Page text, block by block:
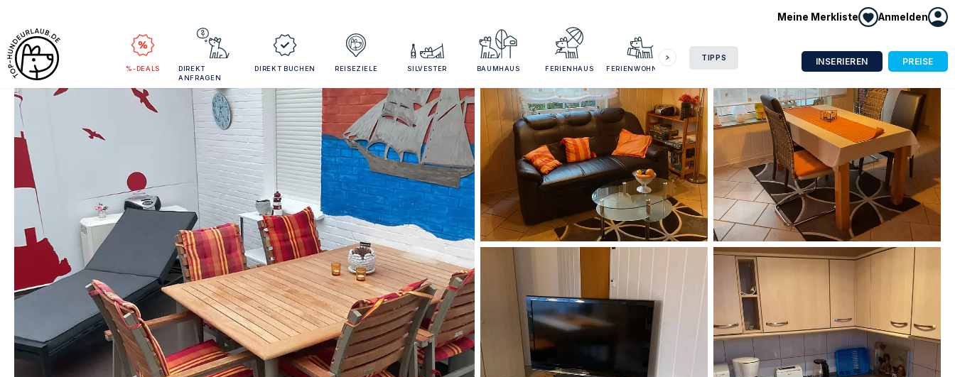
Meine Merkliste Anmelden
%-DEALS
DIREKT
ANFRAGEN
DIREKT BUCHEN REISEZIELE SILVESTER BAUMHAUS FERIENHAUS FERIENWOHNUNG
TIPPS INSERIEREN PREISE